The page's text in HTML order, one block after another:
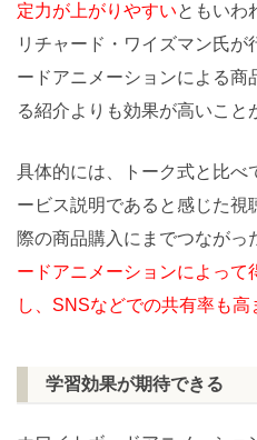
定力が上がりやすいともいわ
リチャード・ワイズマン氏が
ードアニメーションによる商
る紹介よりも効果が高いこと
具体的には、トーク式と比べ
ービス説明であると感じた視
際の商品購入にまでつながっ
ードアニメーションによって
し、SNSなどでの共有率も高
学習効果が期待できる